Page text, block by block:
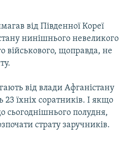
від Південної Кореї
нинішнього невеликого
військового, щоправда, не
від влади Афганістану
23 їхніх соратників. І якщо
сьогоднішнього полудня,
страту заручників.